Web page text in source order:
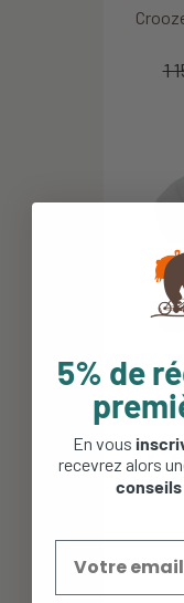
1
5% de
En vous
recevrez alors
conseils